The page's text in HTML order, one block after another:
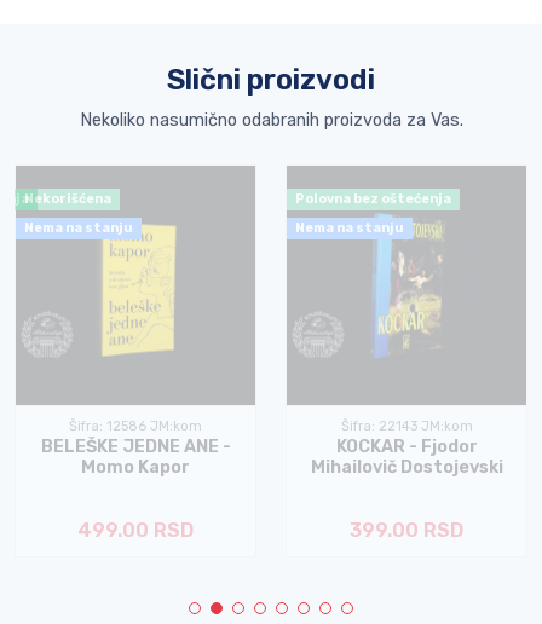
Slični proizvodi
Nekoliko nasumično odabranih proizvoda za Vas.
Nekorišćena
Nema na stanju
Šifra: 12586 JM:kom
BELEŠKE JEDNE ANE -
Momo Kapor
499.00 RSD
Polovna bez oštećenja
Nema na stanju
Šifra: 22143 JM:kom
KOCKAR - Fjodor
Mihailovič Dostojevski
399.00 RSD